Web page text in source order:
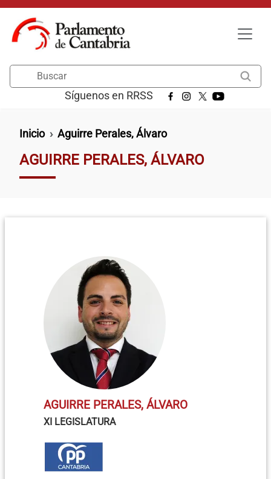
Pasar al contenido principal
Síguenos en RRSS
Ruta de navegación
Inicio Aguirre Perales, Álvaro
AGUIRRE PERALES, ÁLVARO
AGUIRRE PERALES, ÁLVARO
XI LEGISLATURA